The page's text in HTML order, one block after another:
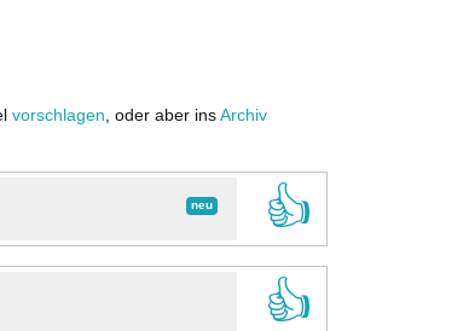
vorschlagen , oder aber ins Archiv
neu
👍
👍